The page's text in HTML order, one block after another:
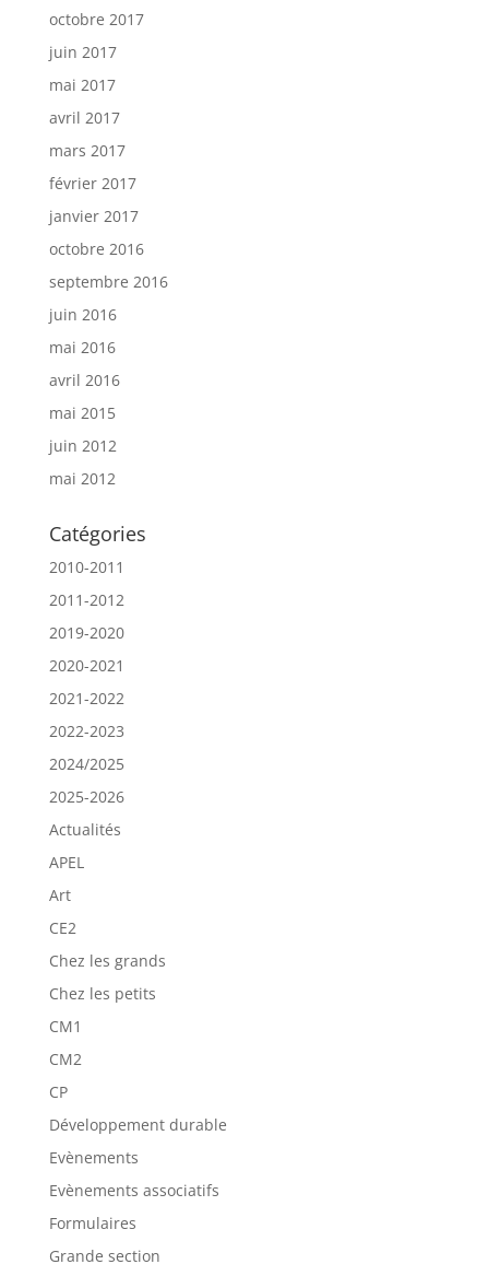
octobre 2017
juin 2017
mai 2017
avril 2017
mars 2017
février 2017
janvier 2017
octobre 2016
septembre 2016
juin 2016
mai 2016
avril 2016
mai 2015
juin 2012
mai 2012
Catégories
2010-2011
2011-2012
2019-2020
2020-2021
2021-2022
2022-2023
2024/2025
2025-2026
Actualités
APEL
Art
CE2
Chez les grands
Chez les petits
CM1
CM2
CP
Développement durable
Evènements
Evènements associatifs
Formulaires
Grande section